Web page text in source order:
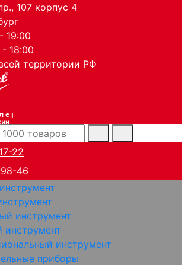
107 корпус 4
19:00
18:00
территории РФ
22
46
инструмент
инструмент
инструмент
приборы